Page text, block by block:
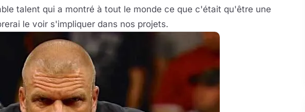
talent qui a montré à tout le monde ce que c'était qu'être une
le voir s'impliquer dans nos projets.